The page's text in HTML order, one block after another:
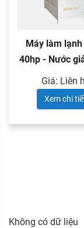
Máy làm
40hp - Nước
Giá: Liên
Xem chi
Không có dữ liệu